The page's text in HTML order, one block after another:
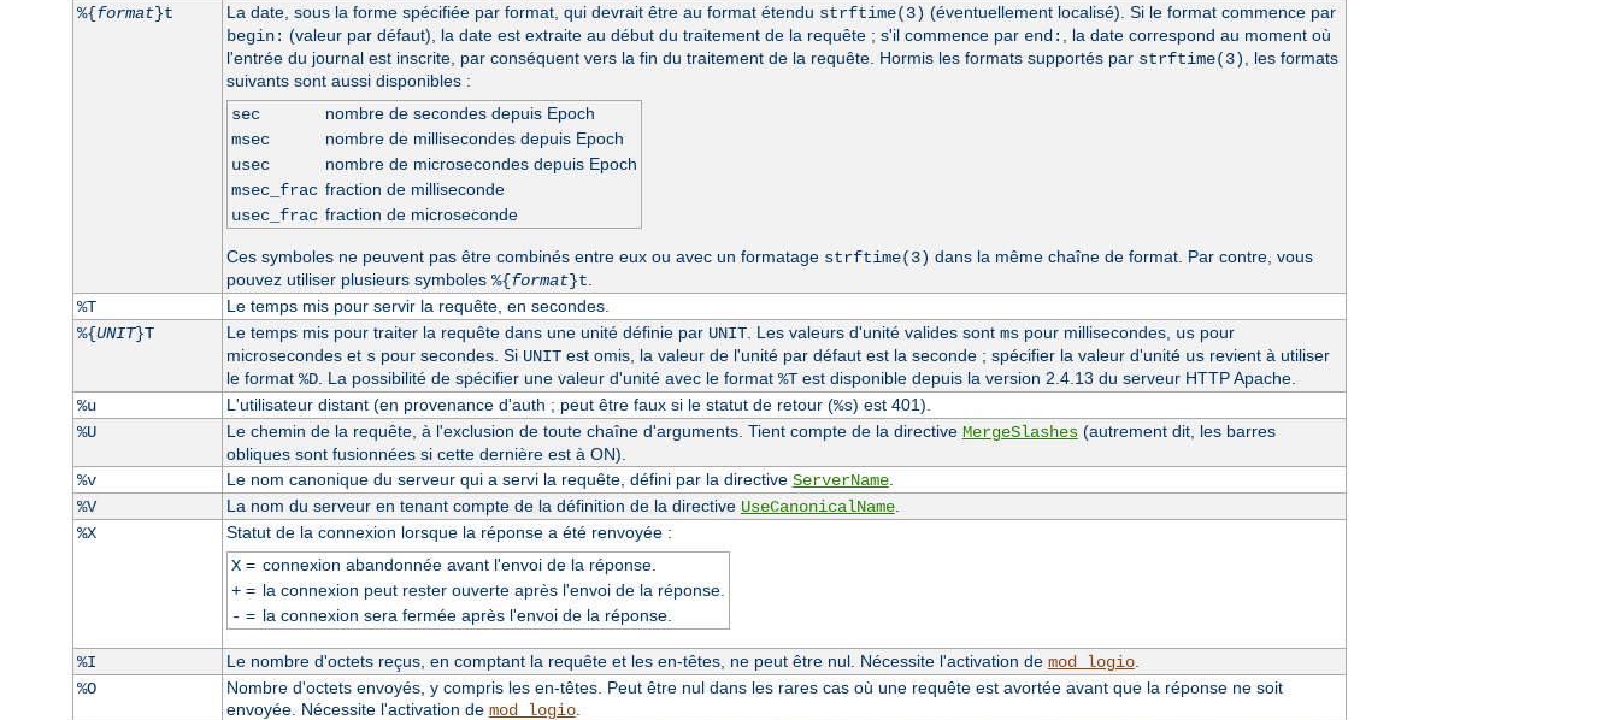
%{format}t La date, sous la forme spécifiée par format, qui devrait être au format étendu strftime(3) (éventuellement localisé). Si le format commence par
begin: (valeur par défaut), la date est extraite au début du traitement de la requête ; s'il commence par end:
, la date correspond au moment où
l'entrée du journal est inscrite, par conséquent vers la fin du traitement de la requête. Hormis les formats supportés par strftime(3)
, les formats
suivants sont aussi disponibles :
sec
nombre de secondes depuis Epoch
msec
nombre de millisecondes depuis Epoch
usec
nombre de microsecondes depuis Epoch
msec_frac fraction de milliseconde
usec_frac fraction de microseconde
Ces symboles ne peuvent pas être combinés entre eux ou avec un formatage strftime(3) dans la même chaîne de format. Par contre, vous
pouvez utiliser plusieurs symboles %{format}t
%T
Le temps mis pour servir la requête, en secondes.
%{UNIT}T Le temps mis pour traiter la requête dans une unité définie par UNIT. Les valeurs d'unité valides sont mspour millisecondes, uspour
microsecondes et spour secondes. Si UNITest omis, la valeur de l'unité par défaut est la seconde ; spécifier la valeur d'unité usrevient à utiliser
le format %D. La possibilité de spécifier une valeur d'unité avec le format %Test disponible depuis la version 2.4.13 du serveur HTTP Apache.
%u
L'utilisateur distant (en provenance d'auth ; peut être faux si le statut de retour (%s) est 401).
%U
Le chemin de la requête, à l'exclusion de toute chaîne d'arguments. Tient compte de la directive MergeSlashes(autrement dit, les barres
obliques sont fusionnées si cette dernière est à ON).
%v
Le nom canonique du serveur qui a servi la requête, défini par la directive ServerName.
%V
La nom du serveur en tenant compte de la définition de la directive UseCanonicalName.
%X
Statut de la connexion lorsque la réponse a été renvoyée :
X= connexion abandonnée avant l'envoi de la réponse.
+= la connexion peut rester ouverte après l'envoi de la réponse.
- = la connexion sera fermée après l'envoi de la réponse.
%I Le nombre d'octets reçus, en comptant la requête et les en-têtes, ne peut être nul. Nécessite l'activation de mod_logio.
%O
Nombre d'octets envoyés, y compris les en-têtes. Peut être nul dans les rares cas où une requête est avortée avant que la réponse ne soit
envoyée. Nécessite l'activation de mod_logio.